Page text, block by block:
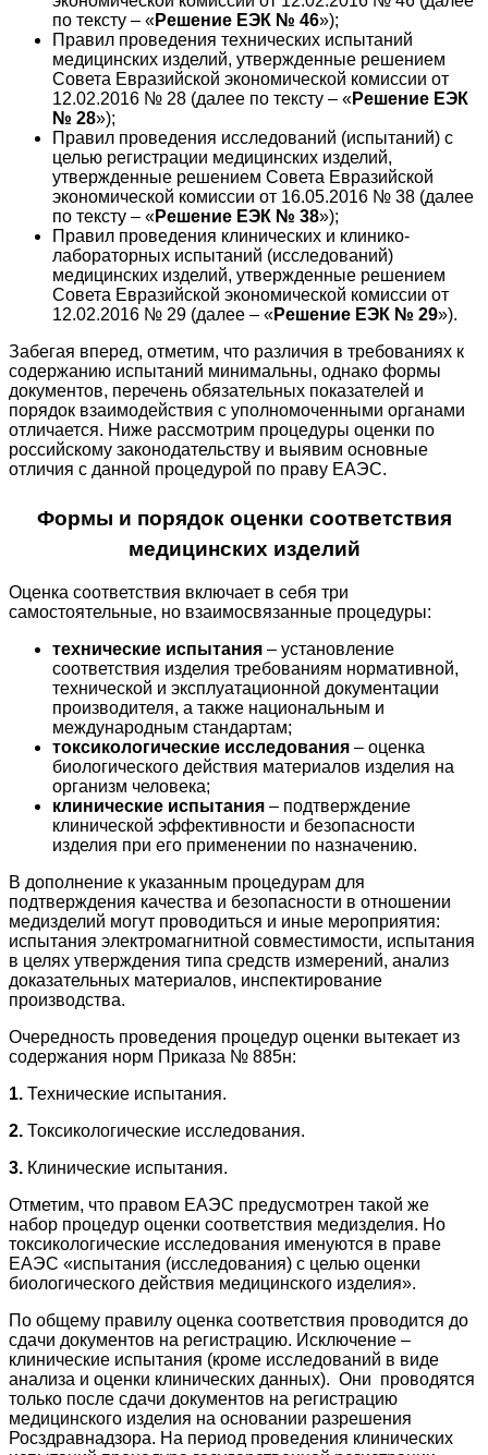
по тексту – «Решение ЕЭК № 46»);
Правил проведения технических испытаний
медицинских изделий, утвержденные решением
Совета Евразийской экономической комиссии от
12.02.2016 № 28 (далее по тексту – «Решение ЕЭК
№ 28»);
Правил проведения исследований (испытаний) с
целью регистрации медицинских изделий,
утвержденные решением Совета Евразийской
экономической комиссии от 16.05.2016 № 38 (далее
по тексту – «Решение ЕЭК № 38»);
Правил проведения клинических и клинико-
лабораторных испытаний (исследований)
медицинских изделий, утвержденные решением
Совета Евразийской экономической комиссии от
12.02.2016 № 29 (далее – «Решение ЕЭК № 29»).
Забегая вперед, отметим, что различия в требованиях к
содержанию испытаний минимальны, однако формы
документов, перечень обязательных показателей и
порядок взаимодействия с уполномоченными органами
отличается. Ниже рассмотрим процедуры оценки по
российскому законодательству и выявим основные
отличия с данной процедурой по праву ЕАЭС.
Формы и порядок оценки соответствия
медицинских изделий
Оценка соответствия включает в себя три
самостоятельные, но взаимосвязанные процедуры:
технические испытания – установление
соответствия изделия требованиям нормативной,
технической и эксплуатационной документации
производителя, а также национальным и
международным стандартам;
токсикологические исследования – оценка
биологического действия материалов изделия на
организм человека;
клинические испытания – подтверждение
клинической эффективности и безопасности
изделия при его применении по назначению.
В дополнение к указанным процедурам для
подтверждения качества и безопасности в отношении
медизделий могут проводиться и иные мероприятия:
испытания электромагнитной совместимости, испытания
в целях утверждения типа средств измерений, анализ
доказательных материалов, инспектирование
производства.
Очередность проведения процедур оценки вытекает из
содержания норм Приказа № 885н:
1. Технические испытания.
2. Токсикологические исследования.
3. Клинические испытания.
Отметим, что правом ЕАЭС предусмотрен такой же
набор процедур оценки соответствия медизделия. Но
токсикологические исследования именуются в праве
ЕАЭС «испытания (исследования) с целью оценки
биологического действия медицинского изделия».
По общему правилу оценка соответствия проводится до
сдачи документов на регистрацию. Исключение –
клинические испытания (кроме исследований в виде
анализа и оценки клинических данных). Они проводятся
только после сдачи документов на регистрацию
медицинского изделия на основании разрешения
Росздравнадзора. На период проведения клинических